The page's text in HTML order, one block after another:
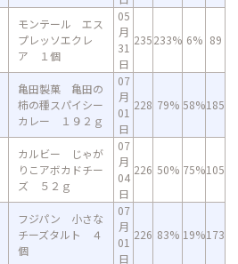
モンテール エス
プレッソエクレ
ア １個
05
月
31
日
235233% 6% 89
亀田製菓 亀田の
柿の種スパイシー
カレー １９２ｇ
07
月
01
日
228 79% 58%185
カルビー じゃが
りこアボカドチー
ズ ５２ｇ
07
月
04
日
226 50% 75%105
フジパン 小さな
チーズタルト ４
個
07
月
01
日
226 83% 19%173